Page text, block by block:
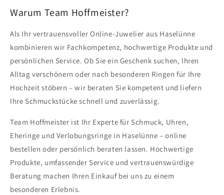
Warum Team Hoffmeister?
Als Ihr vertrauensvoller Online-Juwelier aus Haselünne
kombinieren wir Fachkompetenz, hochwertige Produkte und
persönlichen Service. Ob Sie ein Geschenk suchen, Ihren
Alltag verschönern oder nach besonderen Ringen für Ihre
Hochzeit stöbern – wir beraten Sie kompetent und liefern
Ihre Schmuckstücke schnell und zuverlässig.
Team Hoffmeister ist Ihr Experte für Schmuck, Uhren,
Eheringe und Verlobungsringe in Haselünne – online
bestellen oder persönlich beraten lassen. Hochwertige
Produkte, umfassender Service und vertrauenswürdige
Beratung machen Ihren Einkauf bei uns zu einem
besonderen Erlebnis.